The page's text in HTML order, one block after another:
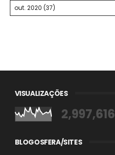
VISUALIZAÇÕES
2,997,616
BLOGOSFERA/SITES